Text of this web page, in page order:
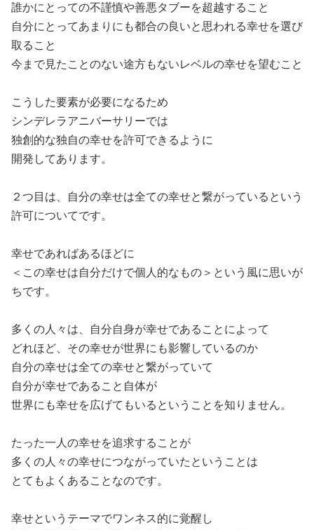
誰かにとっての不謹慎や善悪タブーを超越すること
自分にとってあまりにも都合の良いと思われる幸せを選び
取ること
今まで見たことのない途方もないレベルの幸せを望むこと
こうした要素が必要になるため
シンデレラアニバーサリーでは
独創的な独自の幸せを許可できるように
開発してあります。
２つ目は、自分の幸せは全ての幸せと繋がっているという
許可についてです。
幸せであればあるほどに
＜この幸せは自分だけで個人的なもの＞という風に思いが
ちです。
多くの人々は、自分自身が幸せであることによって
どれほど、その幸せが世界にも影響しているのか
自分の幸せは全ての幸せと繋がっていて
自分が幸せであること自体が
世界にも幸せを広げてもいるということを知りません。
たった一人の幸せを追求することが
多くの人々の幸せにつながっていたということは
とてもよくあることなのです。
幸せというテーマでワンネス的に覚醒し